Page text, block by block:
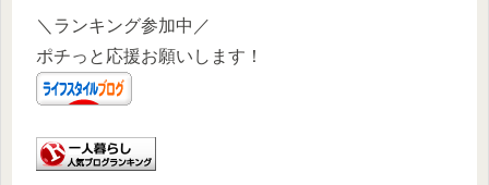
＼ランキング参加中／
ポチっと応援お願いします！